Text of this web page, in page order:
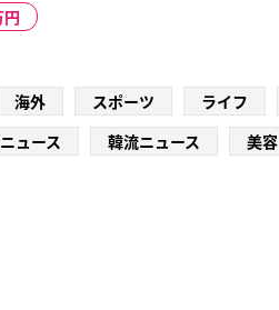
海外 スポーツ ライフ
ュース 韓流ニュース 美容